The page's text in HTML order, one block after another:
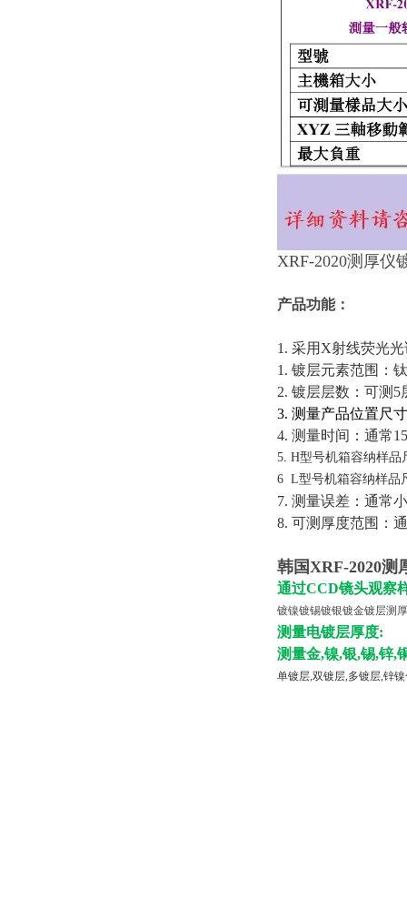
XRF-2020测厚仪
产品功能：
1. 采用X射线荧光
1. 镀层元素范围：
2. 镀层层数：可测5
3. 测量产品位置尺
4. 测量时间：通常
5. H型号机箱容纳样品
6 L型号机箱容纳样品
7. 测量误差：通常
8. 可测厚度范围：
韩国XRF-2020测
通过CCD镜头观察
镀镍镀锡镀银镀金镀层测
测量电镀层厚度:
测量金,镍,银,锡,锌,
单镀层,双镀层,多镀层,锌